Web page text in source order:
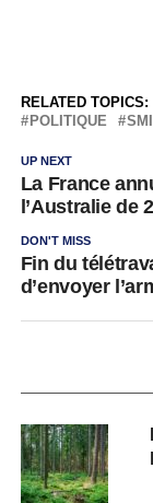
RELATED TOPICS:
POLITIQUE
UP NEXT
La France
l’Australie de
DON'T MISS
Fin du
d’envoyer